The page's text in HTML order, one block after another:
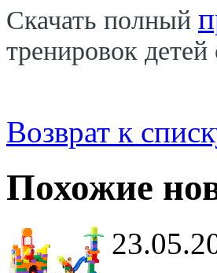
Скачать полный
тренировок
Возврат к
Похожие